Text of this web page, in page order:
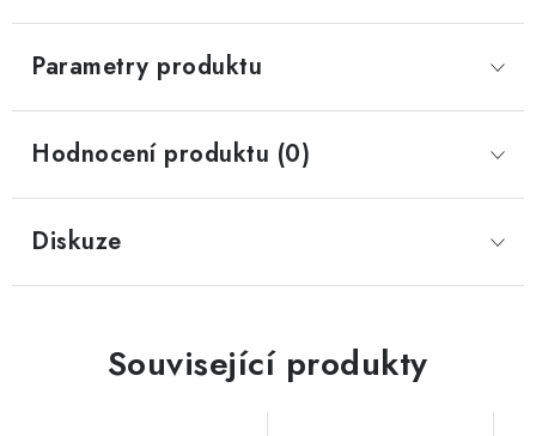
Parametry produktu
Hodnocení produktu (0)
Diskuze
Související produkty